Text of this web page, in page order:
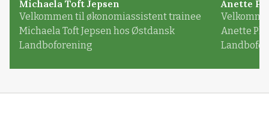
Michaela Toft Jepsen
Velkommen til økonomiassistent trainee
Michaela Toft Jepsen hos Østdansk
Landboforening
Anette
Anette